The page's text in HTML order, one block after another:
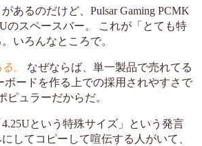
あるのだけど、Pulsar Gaming PCMK
のスペースバー。 これが「とても特
いろんなところで。
。
なぜならば、単一製品で売れてる
ボードを作る上での採用されやすさで
ピュラーだからだ。
という特殊サイズ」という発言
してコピーして喧伝する人がいて、